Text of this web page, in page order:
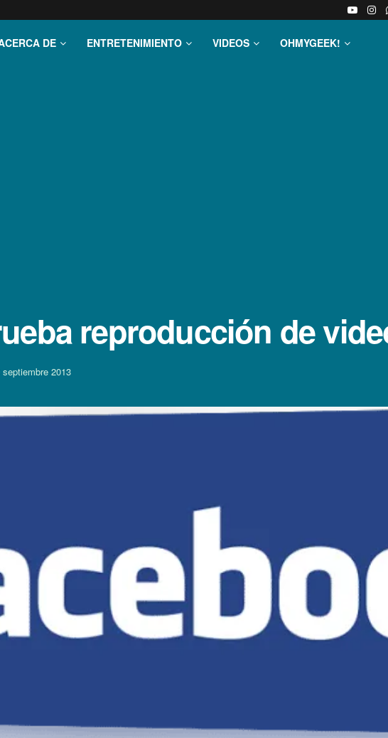
DE ENTRETENIMIENTO VIDEOS OHMYGEEK!
reproducción de
septiembre 2013